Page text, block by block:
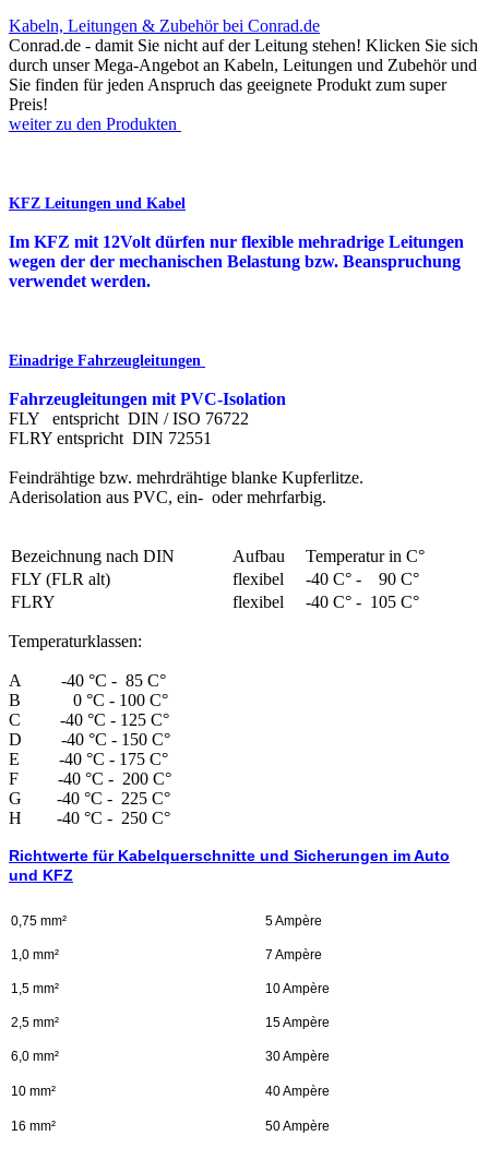
Kabeln, Leitungen & Zubehör bei Conrad.de
Conrad.de - damit Sie nicht auf der Leitung stehen! Klicken Sie sich
durch unser Mega-Angebot an Kabeln, Leitungen und Zubehör und
Sie finden für jeden Anspruch das geeignete Produkt zum super
Preis!
weiter zu den Produkten
KFZ Leitungen und Kabel
Im KFZ mit 12Volt dürfen nur flexible mehradrige Leitungen
wegen der der mechanischen Belastung bzw. Beanspruchung
verwendet werden.
Einadrige Fahrzeugleitungen
Fahrzeugleitungen mit PVC-Isolation
FLY entspricht DIN / ISO 76722
FLRY entspricht DIN 72551
Feindrähtige bzw. mehrdrähtige blanke Kupferlitze.
Aderisolation aus PVC, ein- oder mehrfarbig.
Bezeichnung nach DIN Aufbau
Temperatur in C°
FLY (FLR alt)
flexibel
-40 C° - 90 C°
FLRY
flexibel -40 C° - 105 C°
Temperaturklassen:
A -40 °C - 85 C°
B 0 °C - 100 C°
C -40 °C - 125 C°
D -40 °C - 150 C°
E -40 °C - 175 C°
F -40 °C - 200 C°
G -40 °C - 225 C°
H -40 °C - 250 C°
Richtwerte für Kabelquerschnitte und Sicherungen im Auto
und KFZ
0,75 mm² 5 Ampère
1,0 mm² 7 Ampère
1,5 mm² 10 Ampère
2,5 mm² 15 Ampère
6,0 mm² 30 Ampère
10 mm² 40 Ampère
16 mm² 50 Ampère